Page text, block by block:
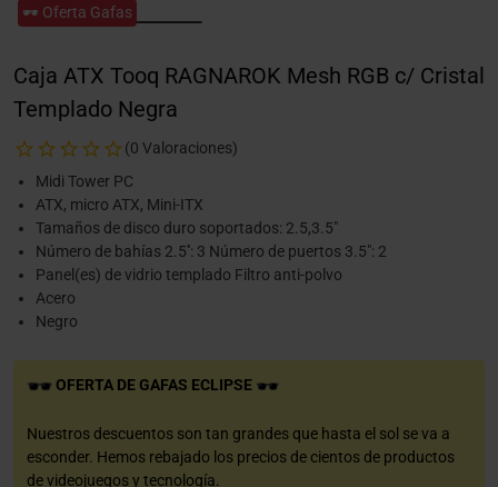
🕶️ Oferta Gafas
Caja ATX Tooq RAGNAROK Mesh RGB c/ Cristal
Templado Negra
(0 Valoraciones)
Midi Tower PC
ATX, micro ATX, Mini-ITX
Tamaños de disco duro soportados: 2.5,3.5"
Número de bahías 2.5'': 3 Número de puertos 3.5": 2
Panel(es) de vidrio templado Filtro anti-polvo
Acero
Negro
OFERTA DE GAFAS ECLIPSE
Nuestros descuentos son tan grandes que hasta el sol se va a
esconder. Hemos rebajado los precios de cientos de productos
de videojuegos y tecnología.